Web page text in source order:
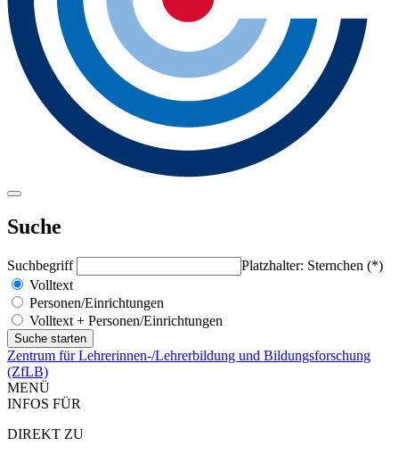
Suche
Suchbegriff
Platzhalter: Sternchen (*)
Volltext
Personen/Einrichtungen
Volltext + Personen/Einrichtungen
Zentrum für Lehrerinnen-/Lehrerbildung und Bildungsforschung
(ZfLB)
MENÜ
INFOS FÜR
DIREKT ZU